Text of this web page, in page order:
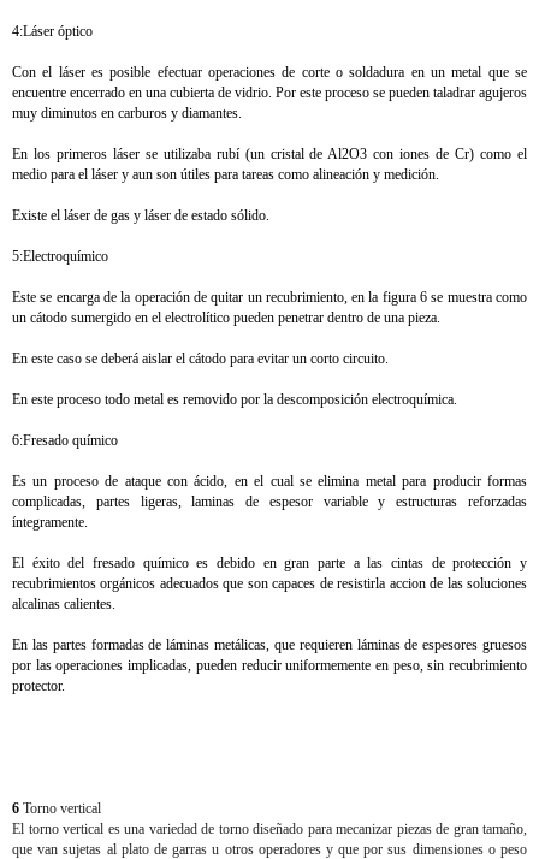
4:Láser óptico
Con el láser es posible efectuar operaciones de corte o soldadura en un metal que se
encuentre encerrado en una cubierta de vidrio. Por este proceso se pueden taladrar agujeros
muy diminutos en carburos y diamantes.
En los primeros láser se utilizaba rubí (un cristal de Al2O3 con iones de Cr) como el
medio para el láser y aun son útiles para tareas como alineación y medición.
Existe el láser de gas y láser de estado sólido.
5:Electroquímico
Este se encarga de la operación de quitar un recubrimiento, en la figura 6 se muestra como
un cátodo sumergido en el electrolítico pueden penetrar dentro de una pieza.
En este caso se deberá aislar el cátodo para evitar un corto circuito.
En este proceso todo metal es removido por la descomposición electroquímica.
6:Fresado químico
Es un proceso de ataque con ácido, en el cual se elimina metal para producir formas
complicadas, partes ligeras, laminas de espesor variable y estructuras reforzadas
íntegramente.
El éxito del fresado químico es debido en gran parte a las cintas de protección y
recubrimientos orgánicos adecuados que son capaces de resistirla accion de las soluciones
alcalinas calientes.
En las partes formadas de láminas metálicas, que requieren láminas de espesores gruesos
por las operaciones implicadas, pueden reducir uniformemente en peso, sin recubrimiento
protector.
6 Torno vertical
El torno vertical es una variedad de torno diseñado para mecanizar piezas de gran tamaño,
que van sujetas al plato de garras u otros operadores y que por sus dimensiones o peso